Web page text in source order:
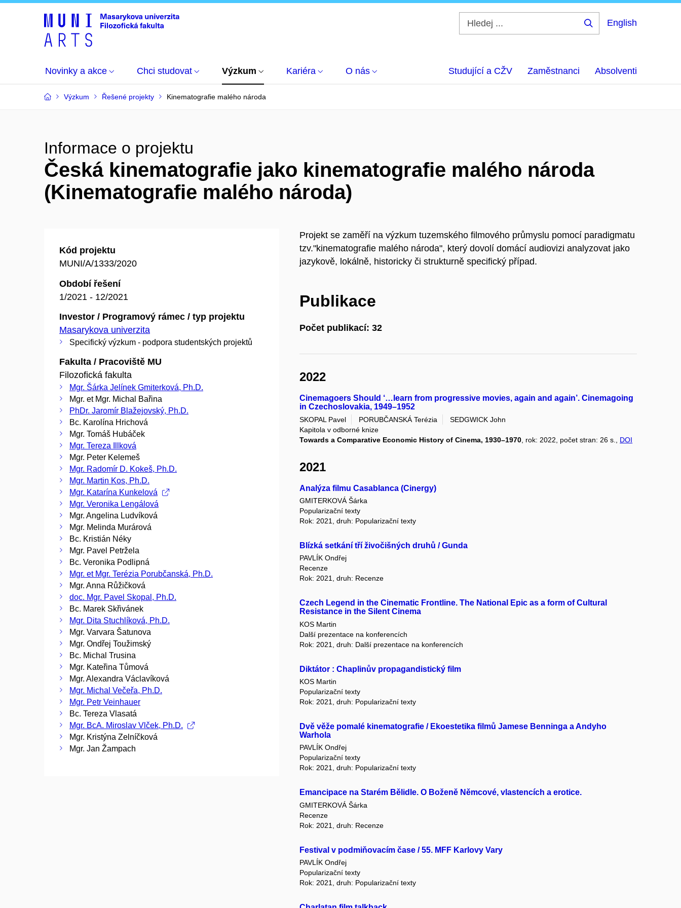
English
Novinky a akce Chci studovat Výzkum Kariéra O nás Studující a CŽV Zaměstnanci Absolventi
Výzkum Řešené projekty Kinematografie malého národa
Informace o projektu
Česká kinematografie jako kinematografie malého národa
(Kinematografie malého národa)
Kód projektu
MUNI/A/1333/2020
Období řešení
1/2021 - 12/2021
Investor / Programový rámec / typ projektu
Masarykova univerzita
Specifický výzkum - podpora studentských projektů
Fakulta / Pracoviště MU
Filozofická fakulta
Mgr. Šárka Jelínek Gmiterková, Ph.D.
Mgr. et Mgr. Michal Bařina
PhDr. Jaromír Blažejovský, Ph.D.
Bc. Karolína Hrichová
Mgr. Tomáš Hubáček
Mgr. Tereza Illková
Mgr. Peter Kelemeš
Mgr. Radomír D. Kokeš, Ph.D.
Mgr. Martin Kos, Ph.D.
Mgr. Katarína Kunkelová
Mgr. Veronika Lengálová
Mgr. Angelina Ludvíková
Mgr. Melinda Murárová
Bc. Kristián Néky
Mgr. Pavel Petržela
Bc. Veronika Podlipná
Mgr. et Mgr. Terézia Porubčanská, Ph.D.
Mgr. Anna Růžičková
doc. Mgr. Pavel Skopal, Ph.D.
Bc. Marek Skřivánek
Mgr. Dita Stuchlíková, Ph.D.
Mgr. Varvara Šatunova
Mgr. Ondřej Toužimský
Bc. Michal Trusina
Mgr. Kateřina Tůmová
Mgr. Alexandra Václavíková
Mgr. Michal Večeřa, Ph.D.
Mgr. Petr Veinhauer
Bc. Tereza Vlasatá
Mgr. BcA. Miroslav Vlček, Ph.D.
Mgr. Kristýna Zelníčková
Mgr. Jan Žampach
Projekt se zaměří na výzkum tuzemského filmového průmyslu pomocí paradigmatu
tzv."kinematografie malého národa", který dovolí domácí audiovizi analyzovat jako
jazykově, lokálně, historicky či strukturně specifický případ.
Publikace
Počet publikací: 32
2022
Cinemagoers Should ‘…learn from progressive movies, again and again’. Cinemagoing
in Czechoslovakia, 1949–1952
SKOPAL Pavel PORUBČANSKÁ Terézia
SEDGWICK John
Kapitola v odborné knize
Towards a Comparative Economic History of Cinema, 1930–1970 , rok: 2022, počet stran: 26 s., DOI
2021
Analýza filmu Casablanca (Cinergy)
GMITERKOVÁ Šárka
Popularizační texty
Rok: 2021, druh: Popularizační texty
Blízká setkání tří živočišných druhů / Gunda
PAVLÍK Ondřej
Recenze
Rok: 2021, druh: Recenze
Czech Legend in the Cinematic Frontline. The National Epic as a form of Cultural
Resistance in the Silent Cinema
KOS Martin
Další prezentace na konferencích
Rok: 2021, druh: Další prezentace na konferencích
Diktátor : Chaplinův propagandistický film
KOS Martin
Popularizační texty
Rok: 2021, druh: Popularizační texty
Dvě věže pomalé kinematografie / Ekoestetika filmů Jamese Benninga a Andyho
Warhola
PAVLÍK Ondřej
Popularizační texty
Rok: 2021, druh: Popularizační texty
Emancipace na Starém Bělidle. O Boženě Němcové, vlastencích a erotice.
GMITERKOVÁ Šárka
Recenze
Rok: 2021, druh: Recenze
Festival v podmiňovacím čase / 55. MFF Karlovy Vary
PAVLÍK Ondřej
Popularizační texty
Rok: 2021, druh: Popularizační texty